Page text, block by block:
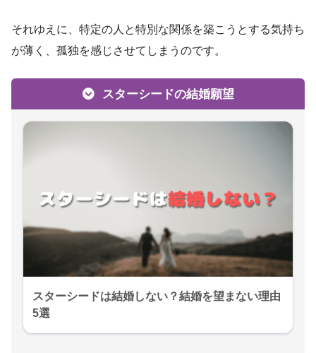
それゆえに、特定の人と特別な関係を築こうとする気持ち
が薄く、孤独を感じさせてしまうのです。
スターシードの結婚願望
スターシードは結婚しない？結婚を望まない理由
5選